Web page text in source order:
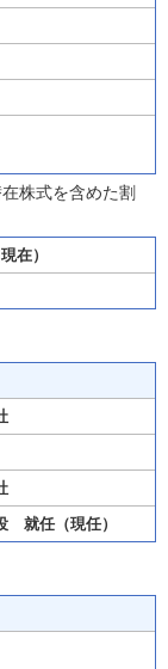
株式を含めた割
在）
就任（現任）